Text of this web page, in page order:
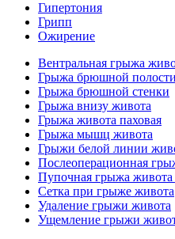
Гипертония
Грипп
Ожирение
Вентральная грыжа
Грыжа брюшной полости
Грыжа брюшной стенки
Грыжа внизу живота
Грыжа живота паховая
Грыжа мышц живота
Грыжи белой линии
Послеоперационная
Пупочная грыжа живота
Сетка при грыже живота
Удаление грыжи живота
Ущемление грыжи